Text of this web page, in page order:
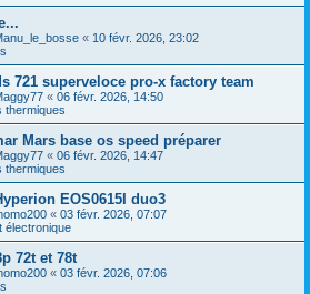
« 10 févr. 2026, 23:02
721 superveloce pro-x factory team
« 06 févr. 2026, 14:50
thermiques
Mars base os speed préparer
« 06 févr. 2026, 14:47
thermiques
EOS0615I duo3
« 03 févr. 2026, 07:07
électronique
72t et 78t
« 03 févr. 2026, 07:06